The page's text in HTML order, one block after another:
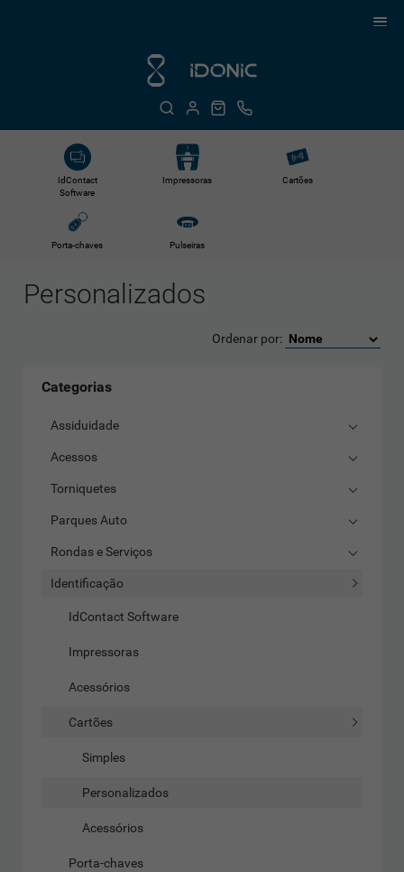
IdContact
Software
Impressoras Cartões
Porta-chaves Pulseiras
Personalizados
Ordenar por:
Categorias
Assiduidade
Acessos
Torniquetes
Parques Auto
Rondas e Serviços
Identificação
IdContact Software
Impressoras
Acessórios
Cartões
Simples
Personalizados
Acessórios
Porta-chaves